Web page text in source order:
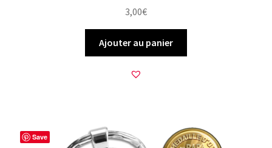
3,00€
Ajouter au panier
Save